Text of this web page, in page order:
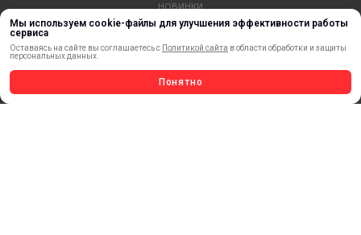
Мы используем cookie-файлы для улучшения эффективности работы
сервиса
Оставаясь на сайте вы соглашаетесь с Политикой сайта в области обработки и защиты
персональных данных.
Понятно
НОВИНКИ
АКЦИИ И РАСПРОДАЖА
ТЕРМОПЕРЕНОС
САМОКЛЕЯЩИЕСЯ ПЛЕНКИ